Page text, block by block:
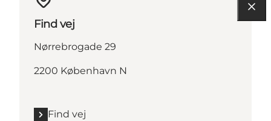
Find vej
Nørrebrogade 29
2200 København N
Find vej